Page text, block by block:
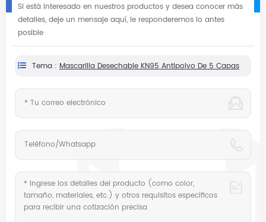
Si está interesado en nuestros productos y desea conocer más
detalles, deje un mensaje aquí, le responderemos lo antes
posible
Tema : Mascarilla Desechable KN95 Antipolvo De 5 Capas